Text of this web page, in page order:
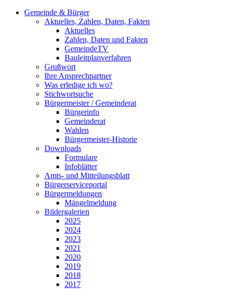
Gemeinde & Bürger
Aktuelles, Zahlen, Daten, Fakten
Aktuelles
Zahlen, Daten und Fakten
GemeindeTV
Bauleitplanverfahren
Grußwort
Ihre Ansprechpartner
Was erledige ich wo?
Stichwortsuche
Bürgermeister / Gemeinderat
Bürgerinfo
Gemeinderat
Wahlen
Bürgermeister-Historie
Downloads
Formulare
Infoblätter
Amts- und Mitteilungsblatt
Bürgerserviceportal
Bürgermeldungen
Mängelmeldung
Bildergalerien
2025
2024
2023
2021
2020
2019
2018
2017